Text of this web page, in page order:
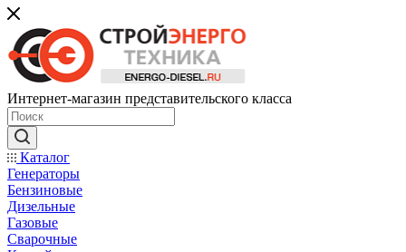
Интернет-магазин представительского класса
Каталог
Генераторы
Бензиновые
Дизельные
Газовые
Сварочные